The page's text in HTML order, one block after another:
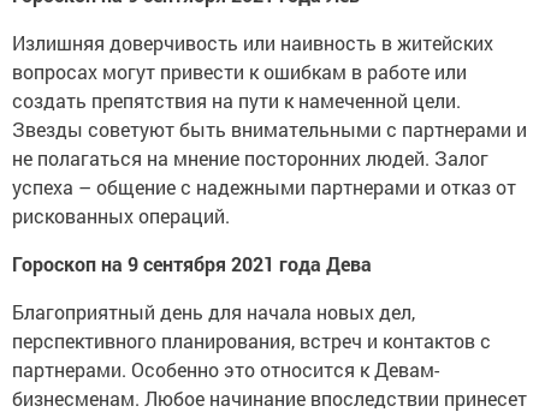
Излишняя доверчивость или наивность в житейских
вопросах могут привести к ошибкам в работе или
создать препятствия на пути к намеченной цели.
Звезды советуют быть внимательными с партнерами и
не полагаться на мнение посторонних людей. Залог
успеха – общение с надежными партнерами и отказ от
рискованных операций.
Гороскоп на 9 сентября 2021 года Дева
Благоприятный день для начала новых дел,
перспективного планирования, встреч и контактов с
партнерами. Особенно это относится к Девам-
бизнесменам. Любое начинание впоследствии принесет